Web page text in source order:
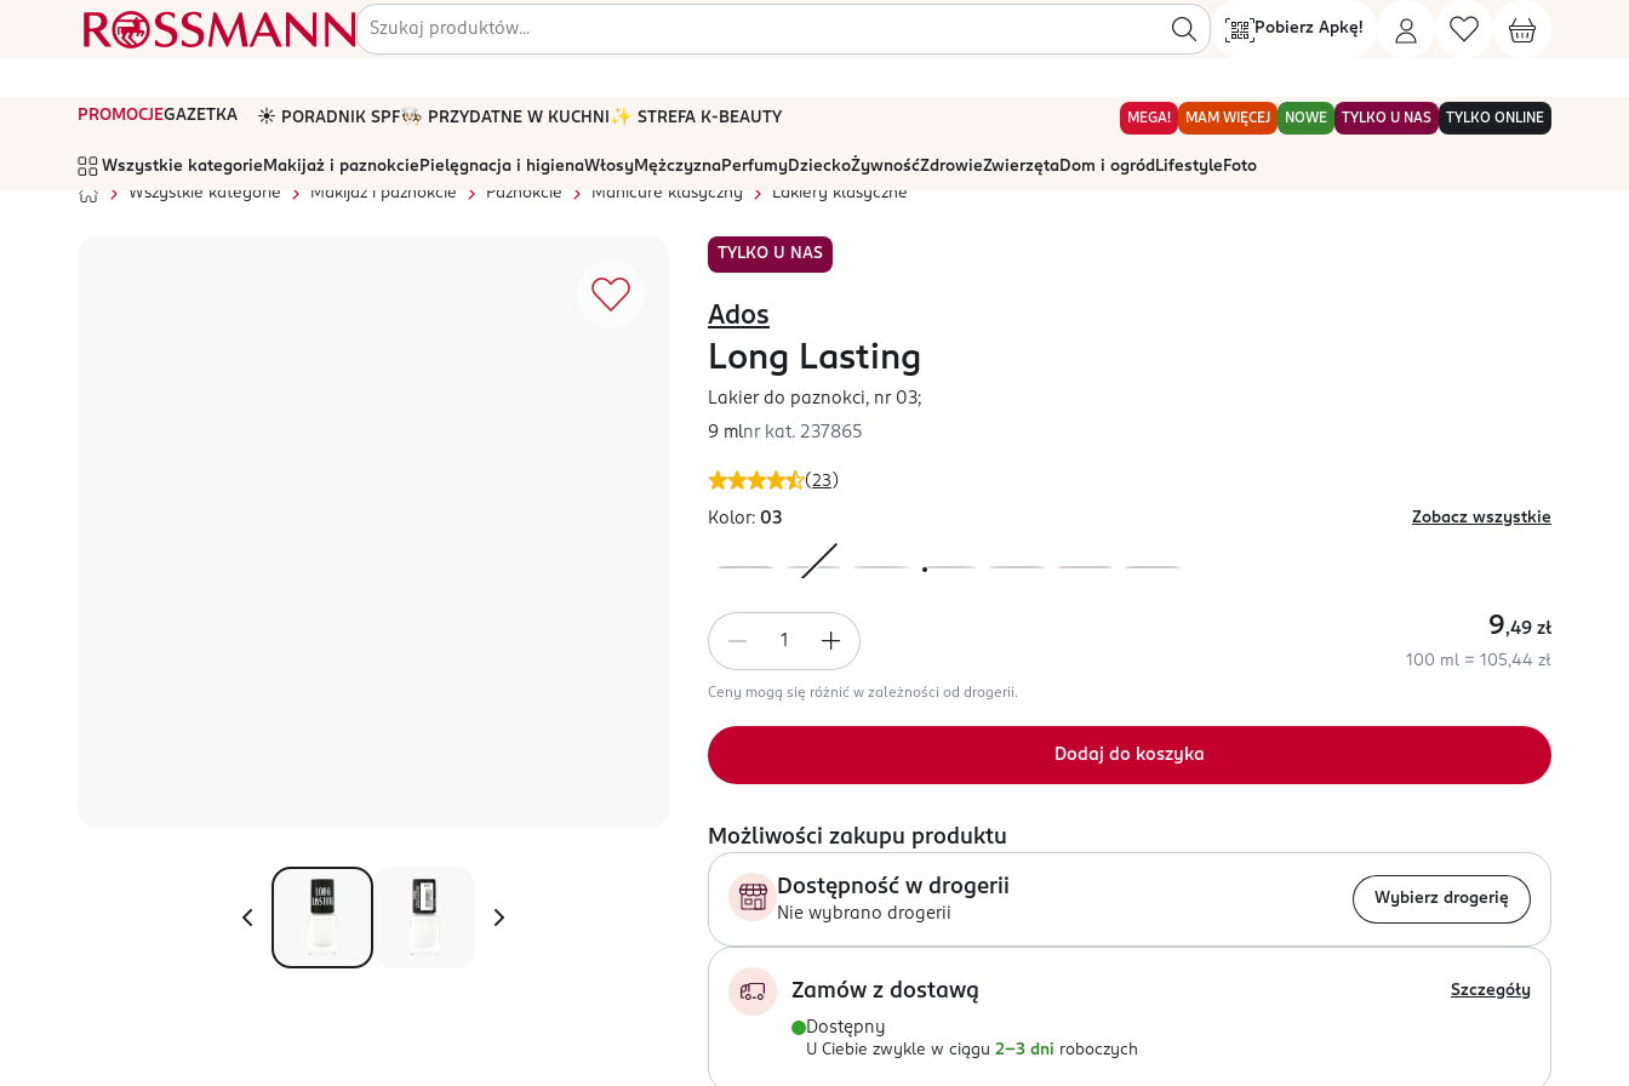
Pobierz Apkę!
PROMOCJEGAZETKA ☀️ PORADNIK SPF🧑🏻‍🍳 PRZYDATNE W KUCHNI ✨ STREFA K-BEAUTY MEGA! MAM WIĘCEJ NOWE TYLKO U NAS TYLKO ONLINE
Wszystkie kategorie Makijaż i paznokcie Pielęgnacja i higienaWłosyMężczyznaPerfumyDzieckoŻywnośćZdrowieZwierzętaDom i ogród Lifestyle Foto
Wszystkie kategorie
Makijaż i paznokcie Paznokcie Manicure klasyczny Lakiery klasyczne
TYLKO U NAS
(23 )
Ados
Long Lasting
Lakier do paznokci, nr 03;
9 mlnr kat. 237865
Kolor: 03 Zobacz wszystkie
9,49 zł
100 ml = 105,44 zł
Ceny mogą się różnić w zależności od drogerii.
Dodaj do koszyka
Możliwości zakupu produktu
Dostępność w drogerii
Nie wybrano drogerii
Wybierz drogerię
Zamów z dostawą Szczegóły
Dostępny
U Ciebie zwykle w ciągu 2-3 dni roboczych